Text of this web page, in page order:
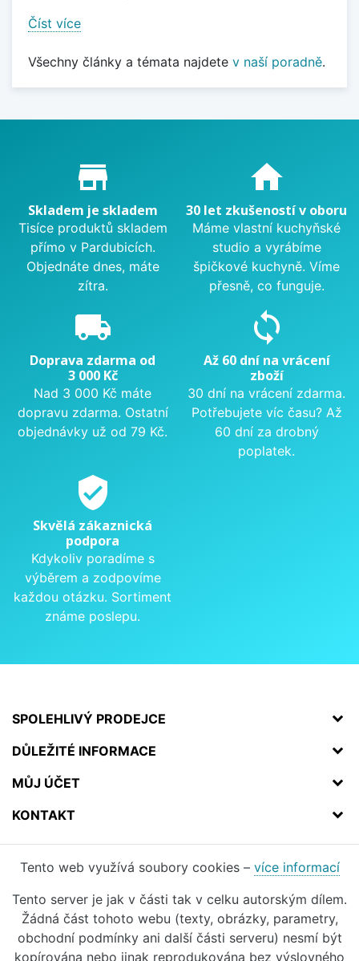
Číst více
Všechny články a témata najdete v naší poradně.
Proč nakupovat u nás?
store_mall_directory
Skladem je skladem
Tisíce produktů skladem
přímo v Pardubicích.
Objednáte dnes, máte
zítra.
home
30 let zkušeností v oboru
Máme vlastní kuchyňské
studio a vyrábíme
špičkové kuchyně. Víme
přesně, co funguje.
local_shipping
Doprava zdarma od
3 000 Kč
Nad 3 000 Kč máte
dopravu zdarma. Ostatní
objednávky už od 79 Kč.
sync
Až 60 dní na vrácení
zboží
30 dní na vrácení zdarma.
Potřebujete víc času? Až
60 dní za drobný
poplatek.
verified_user
Skvělá zákaznická
podpora
Kdykoliv poradíme s
výběrem a zodpovíme
každou otázku. Sortiment
známe poslepu.
SPOLEHLIVÝ PRODEJCE
DŮLEŽITÉ INFORMACE
MŮJ ÚČET
KONTAKT
Tento web využívá soubory cookies – více informací
Tento server je jak v části tak v celku autorským dílem.
Žádná část tohoto webu (texty, obrázky, parametry,
obchodní podmínky ani další části serveru) nesmí být
kopírována nebo jinak reprodukována bez výslovného